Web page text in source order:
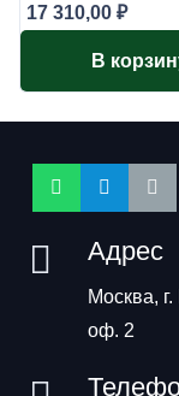
17 310,00 ₽
В
Адрес
Москва,
оф. 2